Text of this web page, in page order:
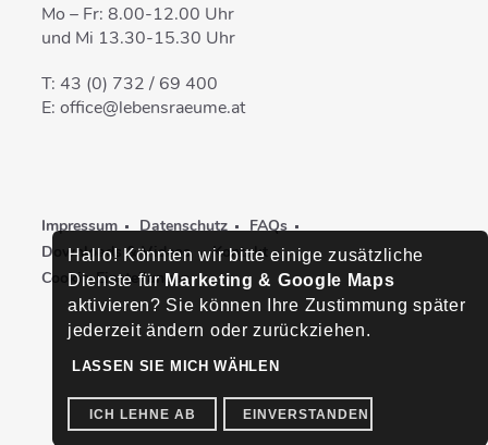
Mo – Fr: 8.00-12.00 Uhr
und Mi 13.30-15.30 Uhr
T:43 (0) 732 / 69 400
E:office@lebensraeume.at
Impressum Datenschutz
FAQs
Downloads & Videos
Kontakt
Cookie-Einstellungen
Hallo! Könnten wir bitte einige zusätzliche
Dienste für Marketing & Google Maps
aktivieren? Sie können Ihre Zustimmung später
jederzeit ändern oder zurückziehen.
LASSEN SIE MICH WÄHLEN
ICH LEHNE AB EINVERSTANDEN